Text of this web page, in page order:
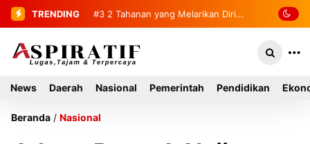
TRENDING #4 Penemuan Mayat Tanpa Identitas
Selatan
News Daerah Nasional Pemerintah Pendidikan
Beranda / Nasional